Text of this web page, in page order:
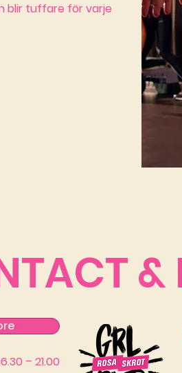
blir tuffare för varje
&
– 21.00